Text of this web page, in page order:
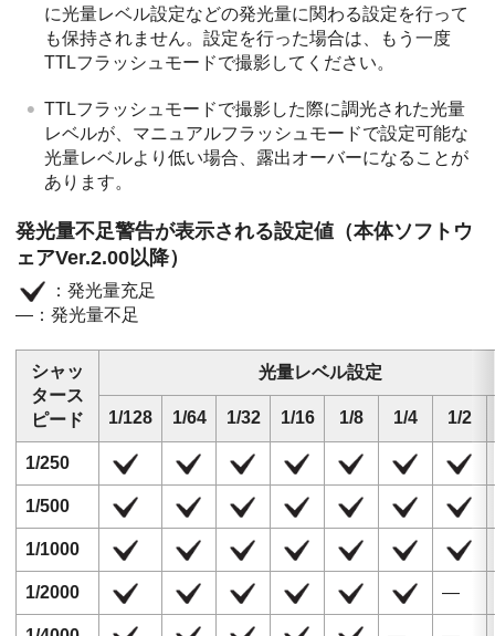
に光量レベル設定などの発光量に関わる設定を行って
も保持されません。設定を行った場合は、もう一度
TTLフラッシュモードで撮影してください。
TTLフラッシュモードで撮影した際に調光された光量
レベルが、マニュアルフラッシュモードで設定可能な
光量レベルより低い場合、露出オーバーになることが
あります。
発光量不足警告が表示される設定値（本体ソフトウ
ェアVer.2.00以降）
：発光量充足
―：発光量不足
シャッ
タース
ピード
光量レベル設定
1/128 1/64 1/32 1/16 1/8 1/4 1/2
1/250
1/500
1/1000
1/2000 ―